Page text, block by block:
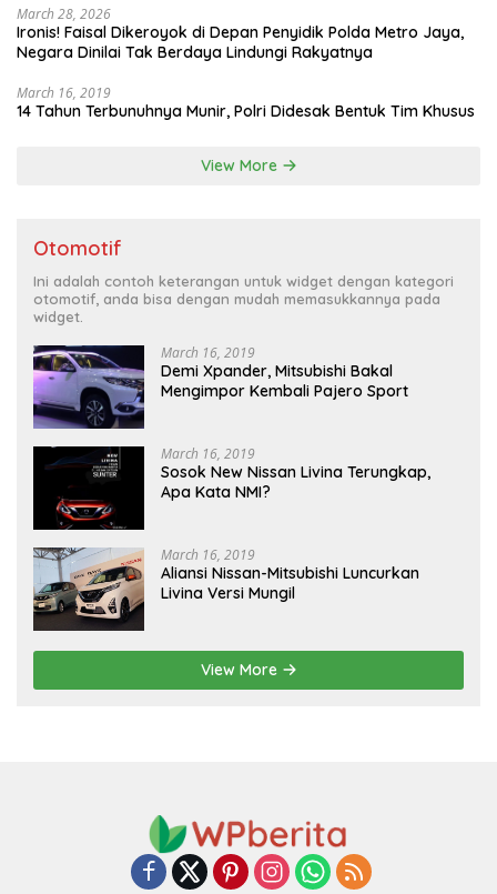
March 28, 2026
Ironis! Faisal Dikeroyok di Depan Penyidik Polda Metro Jaya,
Negara Dinilai Tak Berdaya Lindungi Rakyatnya
March 16, 2019
14 Tahun Terbunuhnya Munir, Polri Didesak Bentuk Tim Khusus
View More
Otomotif
Ini adalah contoh keterangan untuk widget dengan kategori
otomotif, anda bisa dengan mudah memasukkannya pada
widget.
March 16, 2019
Demi Xpander, Mitsubishi Bakal
Mengimpor Kembali Pajero Sport
March 16, 2019
Sosok New Nissan Livina Terungkap,
Apa Kata NMI?
March 16, 2019
Aliansi Nissan-Mitsubishi Luncurkan
Livina Versi Mungil
View More